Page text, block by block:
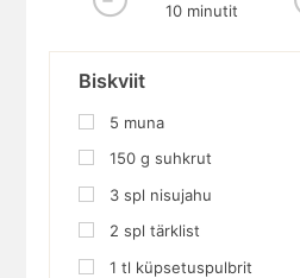
10 minutit
Biskviit
5 muna
150 g suhkrut
3 spl nisujahu
2 spl tärklist
1 tl küpsetuspulbrit